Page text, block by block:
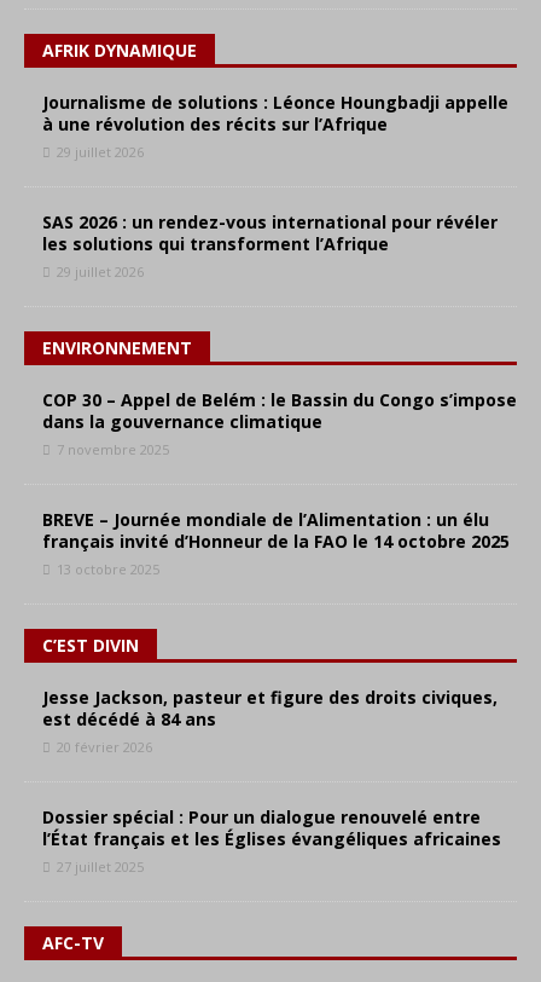
AFRIK DYNAMIQUE
Journalisme de solutions : Léonce Houngbadji appelle
à une révolution des récits sur l’Afrique
29 juillet 2026
SAS 2026 : un rendez-vous international pour révéler
les solutions qui transforment l’Afrique
29 juillet 2026
ENVIRONNEMENT
COP 30 – Appel de Belém : le Bassin du Congo s’impose
dans la gouvernance climatique
7 novembre 2025
BREVE – Journée mondiale de l’Alimentation : un élu
français invité d’Honneur de la FAO le 14 octobre 2025
13 octobre 2025
C’EST DIVIN
Jesse Jackson, pasteur et figure des droits civiques,
est décédé à 84 ans
20 février 2026
Dossier spécial : Pour un dialogue renouvelé entre
l’État français et les Églises évangéliques africaines
27 juillet 2025
AFC-TV